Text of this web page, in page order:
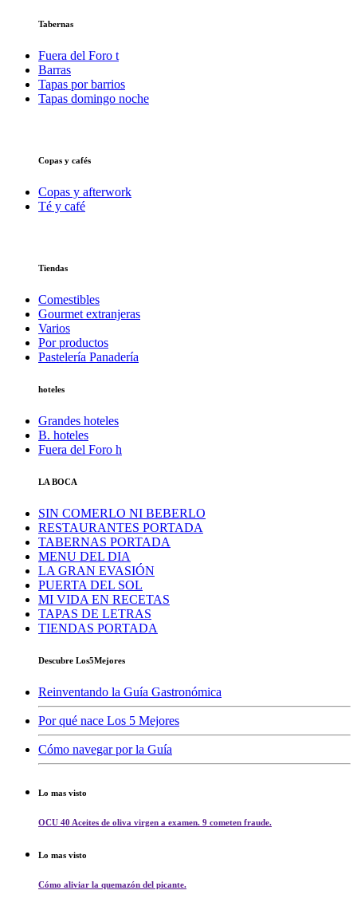
Tabernas
Fuera del Foro t
Barras
Tapas por barrios
Tapas domingo noche
Copas y cafés
Copas y afterwork
Té y café
Tiendas
Comestibles
Gourmet extranjeras
Varios
Por productos
Pastelería Panadería
hoteles
Grandes hoteles
B. hoteles
Fuera del Foro h
LA BOCA
SIN COMERLO NI BEBERLO
RESTAURANTES PORTADA
TABERNAS PORTADA
MENU DEL DIA
LA GRAN EVASIÓN
PUERTA DEL SOL
MI VIDA EN RECETAS
TAPAS DE LETRAS
TIENDAS PORTADA
Descubre Los5Mejores
Reinventando la Guía Gastronómica
Por qué nace Los 5 Mejores
Cómo navegar por la Guía
Lo mas visto
OCU 40 Aceites de oliva virgen a examen. 9 cometen fraude.
Lo mas visto
Cómo aliviar la quemazón del picante.